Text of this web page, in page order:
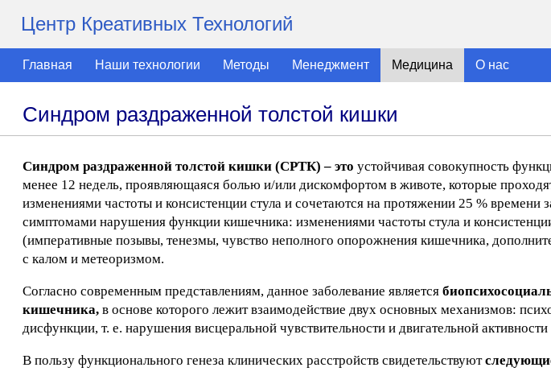
Центр Креативных Технологий
Главная Наши технологии Методы Менеджмент Медицина О нас
Синдром раздраженной толстой кишки
Синдром раздраженной толстой кишки (СРТК) – это устойчивая совокупность
менее 12 недель, проявляющаяся болью и/или дискомфортом в животе, которые
изменениями частоты и консистенции стула и сочетаются на протяжении 25 % времени
симптомами нарушения функции кишечника: изменениями частоты стула и
(императивные позывы, тенезмы, чувство неполного опорожнения кишечника,
с калом и метеоризмом.
Согласно современным представлениям, данное заболевание является
кишечника, в основе которого лежит взаимодействие двух основных механизмов:
дисфункции, т. е. нарушения висцеральной чувствительности и двигательной
В пользу функционального генеза клинических расстройств свидетельствуют